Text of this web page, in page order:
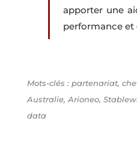
apporter une
performance et
Mots-clés : partenariat,
Australie, Arioneo,
data